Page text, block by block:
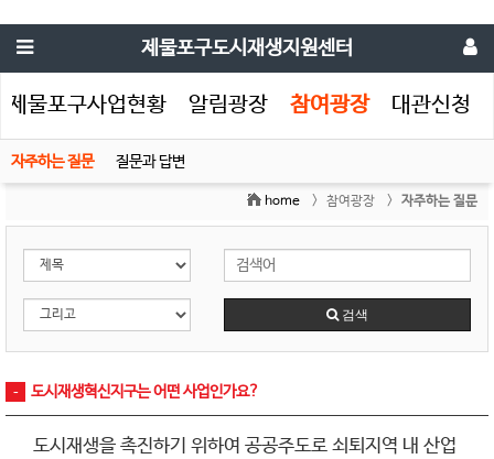
제물포구도시재생지원센터
제물포구사업현황 알림광장 참여광장 대관신청
자주하는 질문 질문과 답변
home > 참여광장 > 자주하는 질문
검색
도시재생혁신지구는 어떤 사업인가요?
도시재생을 촉진하기 위하여 공공주도로 쇠퇴지역 내 산업